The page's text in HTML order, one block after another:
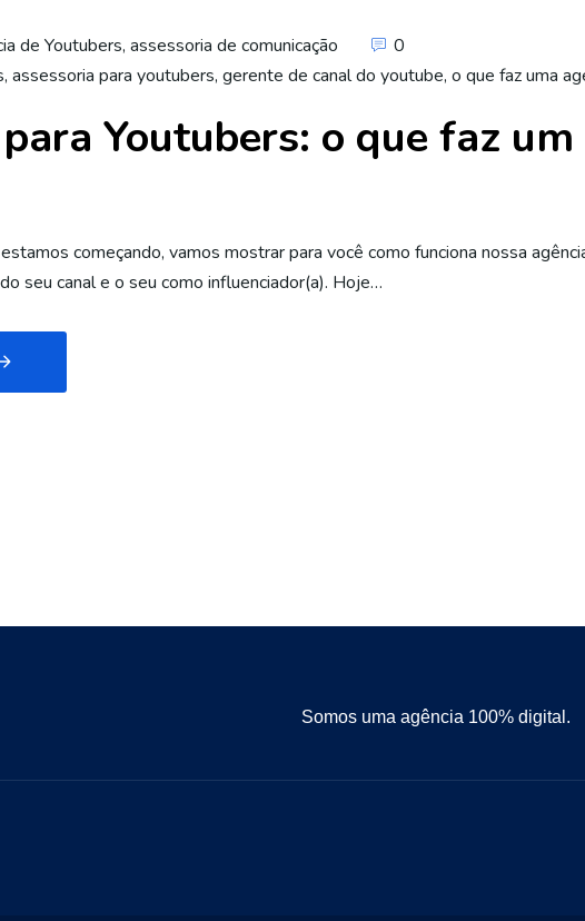
de Youtubers, assessoria de comunicação 0
, assessoria para youtubers, gerente de canal do youtube, o que faz uma
Youtubers: o que faz
começando, vamos mostrar para você como funciona nossa
seu canal e o seu como influenciador(a). Hoje…
Somos uma agência 100% digital.